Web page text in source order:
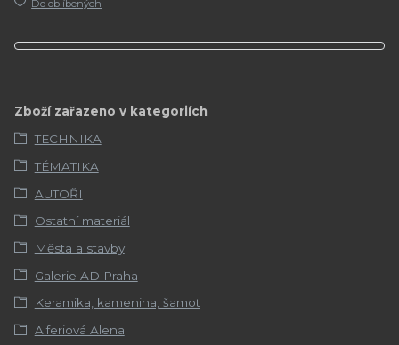
Do oblíbených
Zboží zařazeno v kategoriích
TECHNIKA
TÉMATIKA
AUTOŘI
Ostatní materiál
Města a stavby
Galerie AD Praha
Keramika, kamenina, šamot
Alferiová Alena